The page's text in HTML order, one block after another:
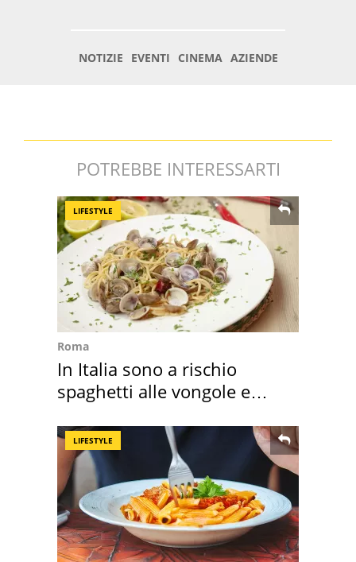
POTREBBE INTERESSARTI
LIFESTYLE
Roma
In Italia sono a rischio
spaghetti alle vongole e
LIFESTYLE